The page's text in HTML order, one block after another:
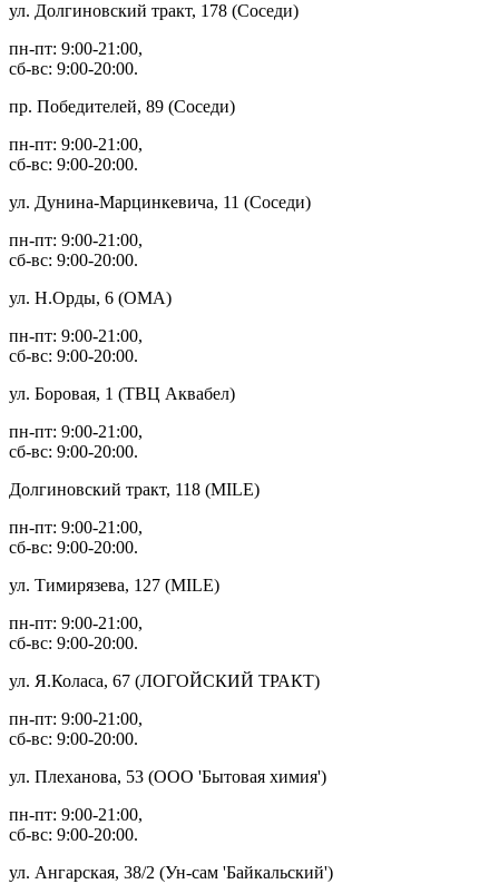
ул. Долгиновский тракт, 178 (Соседи)
пн-пт: 9:00-21:00,
сб-вс: 9:00-20:00.
пр. Победителей, 89 (Соседи)
пн-пт: 9:00-21:00,
сб-вс: 9:00-20:00.
ул. Дунина-Марцинкевича, 11 (Соседи)
пн-пт: 9:00-21:00,
сб-вс: 9:00-20:00.
ул. Н.Орды, 6 (ОМА)
пн-пт: 9:00-21:00,
сб-вс: 9:00-20:00.
ул. Боровая, 1 (ТВЦ Аквабел)
пн-пт: 9:00-21:00,
сб-вс: 9:00-20:00.
Долгиновский тракт, 118 (MILE)
пн-пт: 9:00-21:00,
сб-вс: 9:00-20:00.
ул. Тимирязева, 127 (MILE)
пн-пт: 9:00-21:00,
сб-вс: 9:00-20:00.
ул. Я.Коласа, 67 (ЛОГОЙСКИЙ ТРАКТ)
пн-пт: 9:00-21:00,
сб-вс: 9:00-20:00.
ул. Плеханова, 53 (ООО 'Бытовая химия')
пн-пт: 9:00-21:00,
сб-вс: 9:00-20:00.
ул. Ангарская, 38/2 (Ун-сам 'Байкальский')